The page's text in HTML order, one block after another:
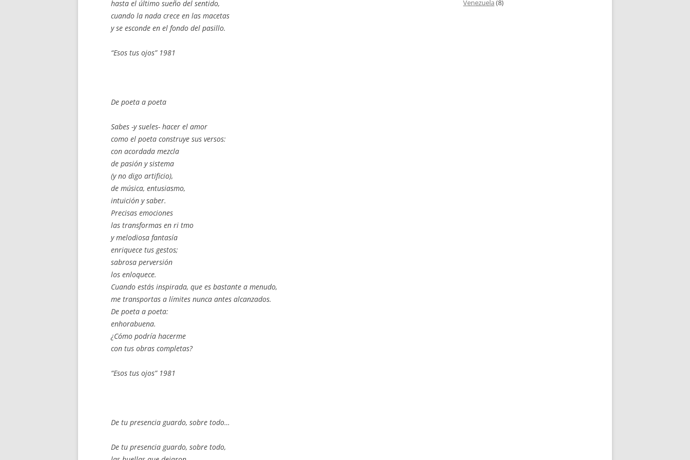
hasta el último sueño del sentido,
cuando la nada crece en las macetas
y se esconde en el fondo del pasillo.
“Esos tus ojos” 1981
De poeta a poeta
Sabes -y sueles- hacer el amor
como el poeta construye sus versos:
con acordada mezcla
de pasión y sistema
(y no digo artificio),
de música, entusiasmo,
intuición y saber.
Precisas emociones
las transformas en ri tmo
y melodiosa fantasía
enriquece tus gestos;
sabrosa perversión
los enloquece.
Cuando estás inspirada, que es bastante a menudo,
me transportas a límites nunca antes alcanzados.
De poeta a poeta:
enhorabuena.
¿Cómo podría hacerme
con tus obras completas?
“Esos tus ojos” 1981
De tu presencia guardo, sobre todo…
De tu presencia guardo, sobre todo,
Venezuela (8)